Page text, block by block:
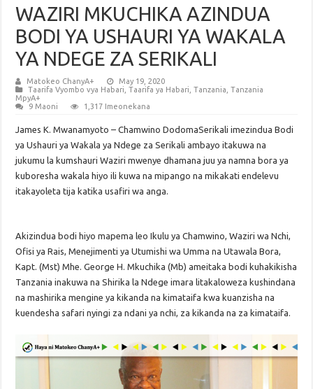
WAZIRI MKUCHIKA AZINDUA
BODI YA USHAURI YA WAKALA
YA NDEGE ZA SERIKALI
Matokeo ChanyA+
May 19, 2020
Taarifa Vyombo vya Habari ,Taarifa ya Habari ,Tanzania ,Tanzania
MpyA+
9 Maoni
1,317 Imeonekana
James K. Mwanamyoto – Chamwino DodomaSerikali imezindua Bodi
ya Ushauri ya Wakala ya Ndege za Serikali ambayo itakuwa na
jukumu la kumshauri Waziri mwenye dhamana juu ya namna bora ya
kuboresha wakala hiyo ili kuwa na mipango na mikakati endelevu
itakayoleta tija katika usafiri wa anga.
Akizindua bodi hiyo mapema leo Ikulu ya Chamwino, Waziri wa Nchi,
Ofisi ya Rais, Menejimenti ya Utumishi wa Umma na Utawala Bora,
Kapt. (Mst) Mhe. George H. Mkuchika (Mb) ameitaka bodi kuhakikisha
Tanzania inakuwa na Shirika la Ndege imara litakaloweza kushindana
na mashirika mengine ya kikanda na kimataifa kwa kuanzisha na
kuendesha safari nyingi za ndani ya nchi, za kikanda na za kimataifa.